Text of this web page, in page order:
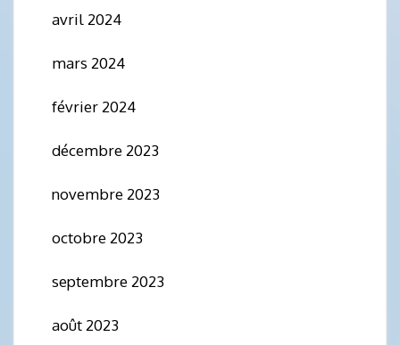
avril 2024
mars 2024
février 2024
décembre 2023
novembre 2023
octobre 2023
septembre 2023
août 2023